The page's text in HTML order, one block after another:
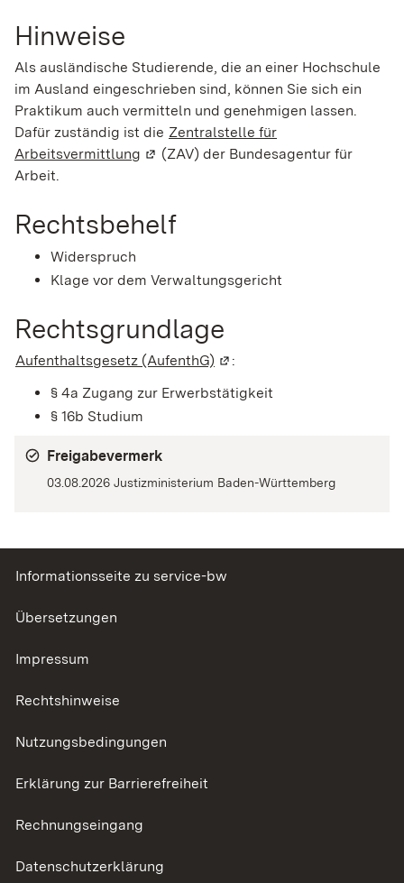
Hinweise
Als ausländische Studierende, die an einer Hochschule
im Ausland eingeschrieben sind, können Sie sich ein
Praktikum auch vermitteln und genehmigen lassen.
Dafür zuständig ist die Zentralstelle für
Arbeitsvermittlung (Wird in einem neuen Fenster geöffnet)
(ZAV) der Bundesagentur für
Arbeit.
Rechtsbehelf
Widerspruch
Klage vor dem Verwaltungsgericht
Rechtsgrundlage
Aufenthaltsgesetz (AufenthG) (Wird in einem neuen
:
§ 4a Zugang zur Erwerbstätigkeit
§ 16b Studium
Freigabevermerk
03.08.2026 Justizministerium Baden-Württemberg
Informationsseite zu service-bw
Übersetzungen
Impressum
Rechtshinweise
Nutzungsbedingungen
Erklärung zur Barrierefreiheit
Rechnungseingang
Datenschutzerklärung